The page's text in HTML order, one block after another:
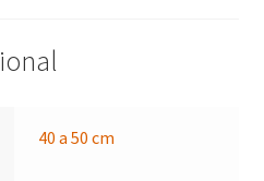
40 a 50 cm